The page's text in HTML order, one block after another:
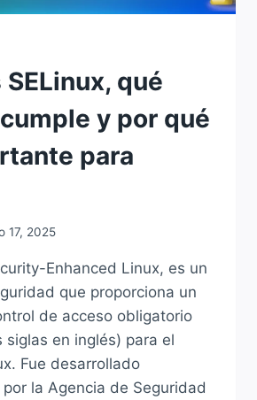
SELinux, qué
y por qué
para
17, 2025
Enhanced Linux, es un
que proporciona un
de acceso obligatorio
siglas en inglés) para el
Fue desarrollado
la Agencia de Seguridad